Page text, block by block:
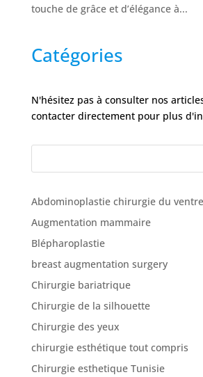
cliniques
articles
/
Gratuit
touche de grâce et d’élégance à...
Catégories
N'hésitez pas à consulter nos
contacter directement pour plus
Abdominoplastie chirurgie du ventre
Augmentation mammaire
Blépharoplastie
breast augmentation surgery
Chirurgie bariatrique
Chirurgie de la silhouette
Chirurgie des yeux
chirurgie esthétique tout compris
Chirurgie esthetique Tunisie